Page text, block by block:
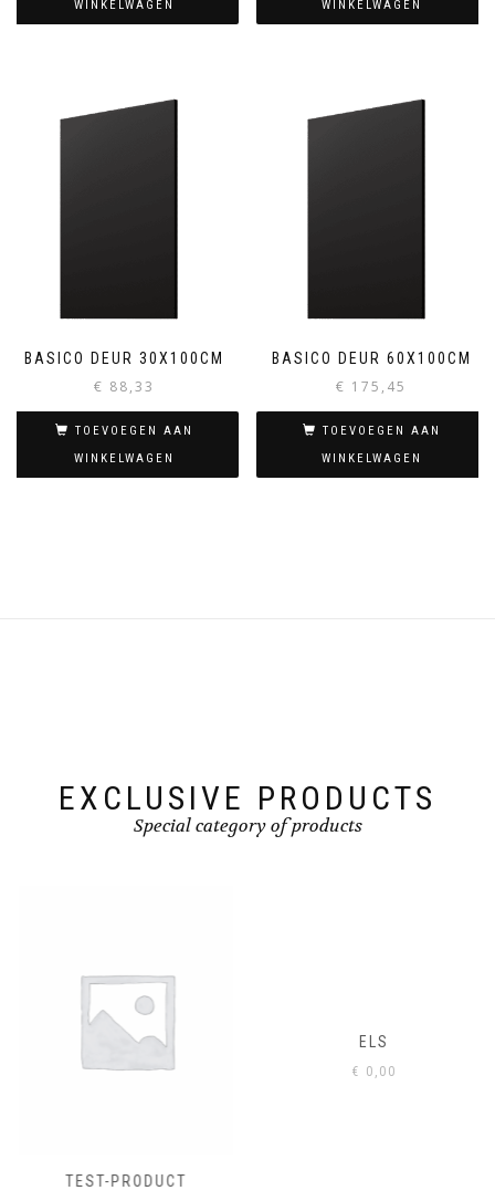
WINKELWAGEN WINKELWAGEN
BASICO DEUR 30X100CM
€ 88,33
TOEVOEGEN AAN
WINKELWAGEN
BASICO DEUR 60X100CM
€ 175,45
TOEVOEGEN AAN
WINKELWAGEN
EXCLUSIVE PRODUCTS
Special category of products
TEST-PRODUCT
ELS
€0,00